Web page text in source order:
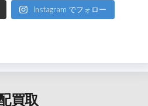
Instagram でフォロー
買取